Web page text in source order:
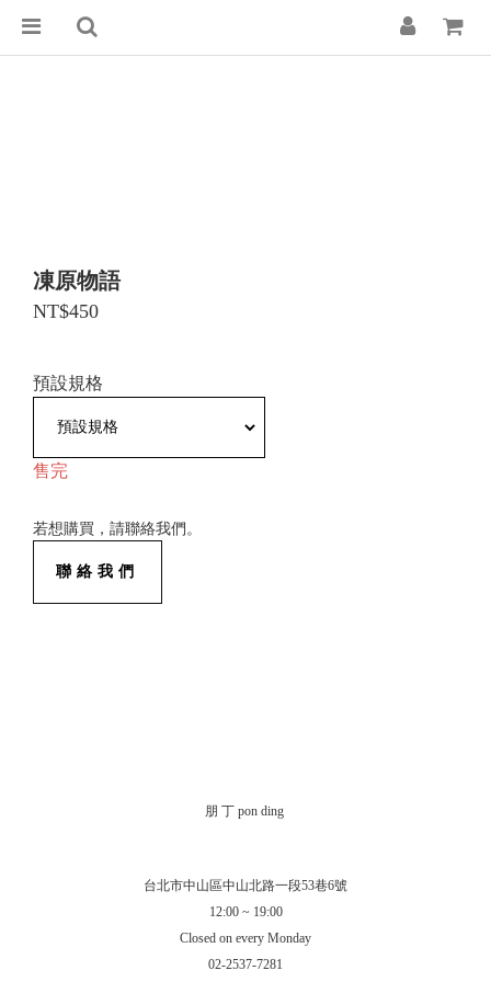
凍原物語
NT$450
預設規格
售完
若想購買，請聯絡我們。
聯絡我們
朋 丁 pon ding
台北市中山區中山北路一段53巷6號
12:00 ~ 19:00
Closed on every Monday
02-2537-7281